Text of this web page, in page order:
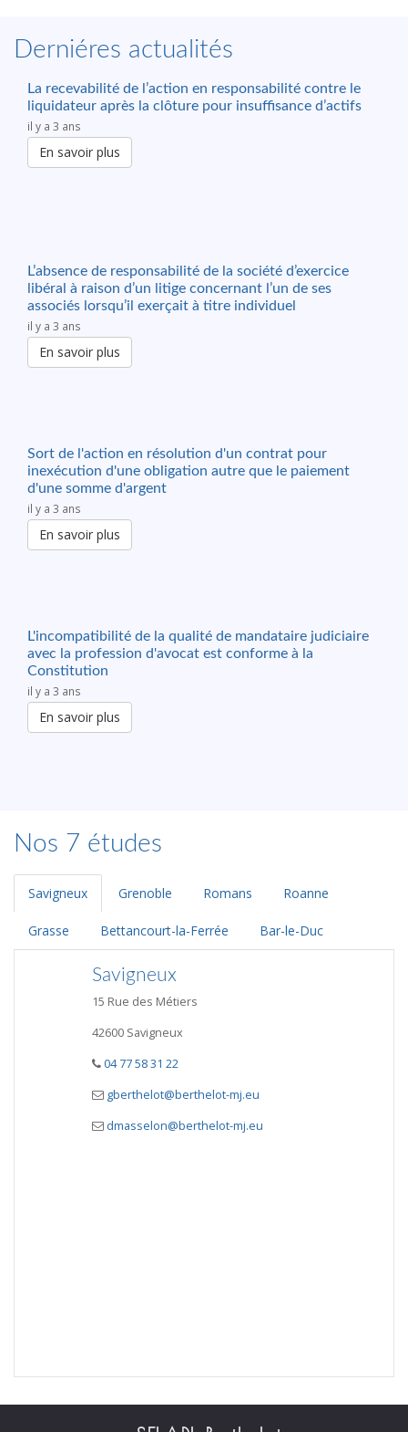
Derniéres actualités
La recevabilité de l’action en responsabilité contre le
liquidateur après la clôture pour insuffisance d’actifs
il y a 3 ans
En savoir plus
L’absence de responsabilité de la société d’exercice
libéral à raison d’un litige concernant l’un de ses
associés lorsqu’il exerçait à titre individuel
il y a 3 ans
En savoir plus
Sort de l'action en résolution d'un contrat pour
inexécution d'une obligation autre que le paiement
d'une somme d'argent
il y a 3 ans
En savoir plus
L'incompatibilité de la qualité de mandataire judiciaire
avec la profession d'avocat est conforme à la
Constitution
il y a 3 ans
En savoir plus
Nos 7 études
Savigneux Grenoble Romans Roanne
Grasse Bettancourt-la-Ferrée Bar-le-Duc
Savigneux
15 Rue des Métiers
42600 Savigneux
04 77 58 31 22
gberthelot@berthelot-mj.eu
dmasselon@berthelot-mj.eu